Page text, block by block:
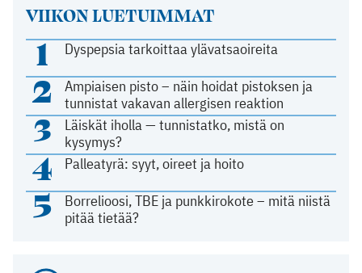
VIIKON LUETUIMMAT
1 Dyspepsia tarkoittaa ylävatsaoireita
2
Ampiaisen pisto – näin hoidat pistoksen ja
tunnistat vakavan allergisen reaktion
3
Läiskät iholla — tunnistatko, mistä on
kysymys?
4 Palleatyrä: syyt, oireet ja hoito
5
Borrelioosi, TBE ja punkkirokote – mitä niistä
pitää tietää?